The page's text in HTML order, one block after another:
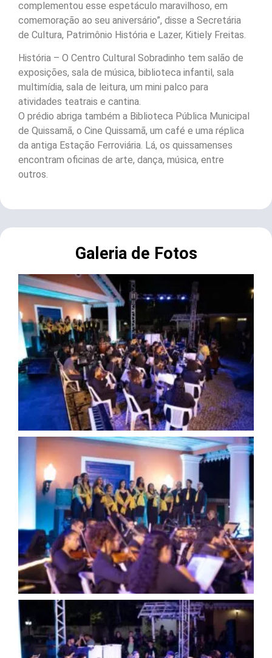
complementou esse espetáculo maravilhoso, em
comemoração ao seu aniversário”, disse a Secretária
de Cultura, Patrimônio História e Lazer, Kitiely Freitas.
História – O Centro Cultural Sobradinho tem salão de
exposições, sala de música, biblioteca infantil, sala
multimídia, sala de leitura, um mini palco para
atividades teatrais e cantina.
O prédio abriga também a Biblioteca Pública Municipal
de Quissamã, o Cine Quissamã, um café e uma réplica
da antiga Estação Ferroviária. Lá, os quissamenses
encontram oficinas de arte, dança, música, entre
outros.
Galeria de Fotos